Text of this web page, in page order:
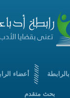
أعضاء الرابطة
بحث متقدم